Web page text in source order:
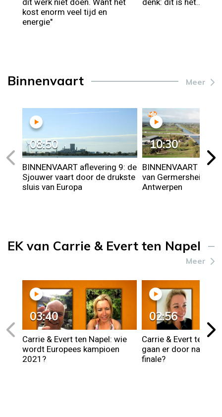
kost enorm veel tijd en
energie"
Binnenvaart Meer
08:50
BINNENVAART aflevering 9: de
Sjouwer vaart door de drukste
sluis van Europa
10:30
BINNENVAART
van Germersheim
Antwerpen
EK van Carrie & Evert ten Napel
Meer
03:40
Carrie & Evert ten Napel: wie
wordt Europees kampioen
2021?
02:56
Carrie & Evert ten
gaan er door naar de
finale?